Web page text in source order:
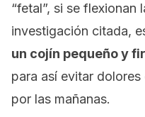
“fetal”, si se flexionan
investigación citada,
un cojín pequeño y
para así evitar
por las mañanas.